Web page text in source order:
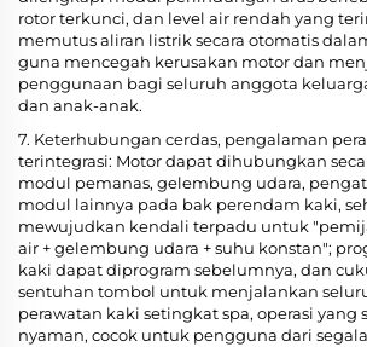
rotor terkunci, dan level air rendah yang
memutus aliran listrik secara otomatis
guna mencegah kerusakan motor dan
penggunaan bagi seluruh anggota
dan anak-anak.
7. Keterhubungan cerdas, pengalaman
terintegrasi: Motor dapat dihubungkan
modul pemanas, gelembung udara,
modul lainnya pada bak perendam kaki,
mewujudkan kendali terpadu untuk
air + gelembung udara + suhu konstan";
kaki dapat diprogram sebelumnya, dan
sentuhan tombol untuk menjalankan
perawatan kaki setingkat spa, operasi yang
nyaman, cocok untuk pengguna dari